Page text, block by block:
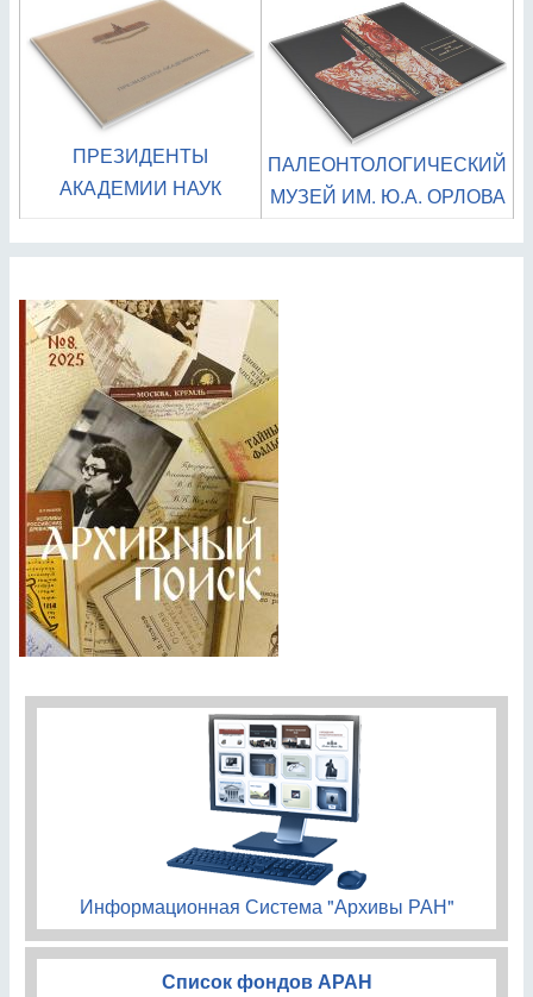
ПРЕЗИДЕНТЫ
АКАДЕМИИ НАУК
ПАЛЕОНТОЛОГИЧЕСКИЙ
МУЗЕЙ ИМ. Ю.А. ОРЛОВА
Информационная Система "Архивы РАН"
Список фондов АРАН